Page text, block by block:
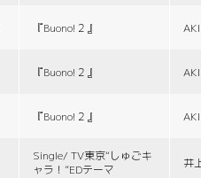
『Buono!２』
『Buono!２』
『Buono!２』
Single/ TV東京“しゅごキ
ャラ！”EDテーマ
井